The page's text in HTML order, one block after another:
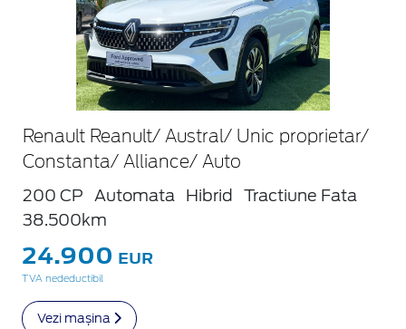
Renault Reanult/ Austral/ Unic proprietar/
Constanta/ Alliance/ Auto
200 CP Automata Hibrid
Tractiune Fata
38.500km
24.900 EUR
TVA nedeductibil
Vezi mașina